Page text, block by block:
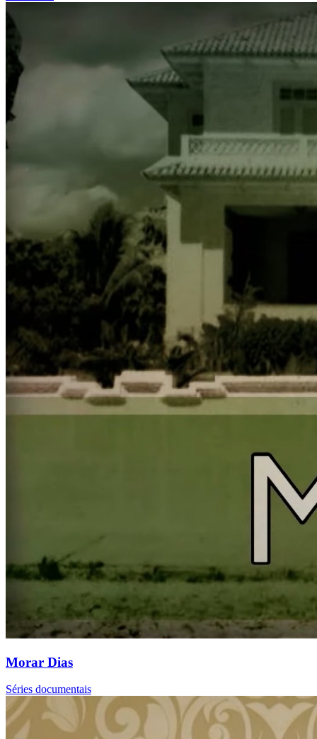
Morar Dias
Séries documentais